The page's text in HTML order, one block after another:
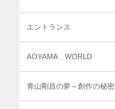
エントランス
AOYAMA WORLD
青山剛昌の夢～創作の秘密